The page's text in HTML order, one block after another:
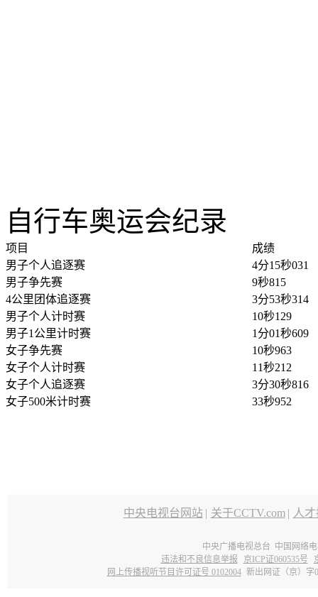
自行车奥运会纪录
项目
成绩
男子个人追逐赛
4分15秒031
男子争先赛
9秒815
4公里团体追逐赛
3分53秒314
男子个人计时赛
10秒129
男子1公里计时赛
1分01秒609
女子争先赛
10秒963
女子个人计时赛
11秒212
女子个人追逐赛
3分30秒816
女子500米计时赛
33秒952
中央电视台网站 | 关于CCTV.com | 人
中央广播电视总台 中国网络
违法和不良信息举报
京ICP证060535号
网上传播视听节目许可证号 0102004 新出网证（京）